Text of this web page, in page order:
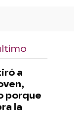
a
porque
la